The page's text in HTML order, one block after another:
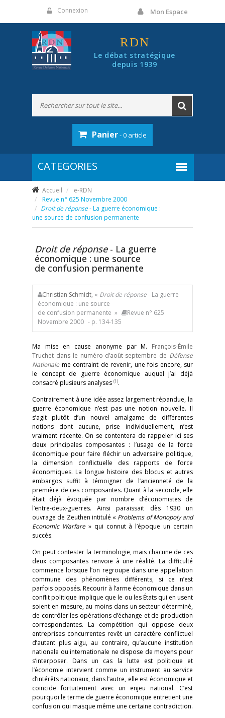
Connexion Mon Espace
RDN
Le débat stratégique
depuis 1939
Panier- 0 article
Accueil
e-RDN
Revue n° 625 Novembre 2000
Droit de réponse- La guerre économique :
une source de confusion permanente
Droit de réponse- La guerre
économique : une source
de confusion permanente
Christian Schmidt, « Droit de réponse- La guerre
économique : une source
de confusion permanente »
Revue n° 625
Novembre 2000 - p. 134-135
Ma mise en cause anonyme par M. François-Émile
Truchet dans le numéro d’août-septembre de Défense
Nationale me contraint de revenir, une fois encore, sur
le concept de guerre économique auquel j’ai déjà
consacré plusieurs analyses (1).
Contrairement à une idée assez largement répandue, la
guerre économique n’est pas une notion nouvelle. Il
s’agit plutôt d’un nouvel amalgame de différentes
notions dont aucune, prise individuellement, n’est
vraiment récente. On se contentera de rappeler ici ses
deux principales composantes : l’usage de la force
économique pour faire fléchir un adversaire politique,
la dimension conflictuelle des rapports de force
économiques. La longue histoire des blocus et autres
embargos suffit à témoigner de l’ancienneté de la
première de ces composantes. Quant à la seconde, elle
était déjà évoquée par nombre d’économistes de
l’entre-deux-guerres. Ainsi paraissait dès 1930 un
ouvrage de Zeuthen intitulé « Problems of Monopoly and
Economic Warfare» qui connut à l’époque un certain
succès.
On peut contester la terminologie, mais chacune de ces
deux composantes renvoie à une réalité. La difficulté
commence lorsque l’on regroupe dans une appellation
commune des phénomènes différents, si ce n’est
parfois opposés. Recourir à l’arme économique dans un
conflit politique implique que le ou les États qui en usent
soient en mesure, au moins dans un secteur déterminé,
de contrôler les opérations d’échange et de production
correspondantes. La compétition qui oppose deux
entreprises concurrentes revêt un caractère conflictuel
d’autant plus aigu, au contraire, qu’aucune institution
nationale ou internationale ne dispose de moyens pour
s’interposer. Dans un cas la lutte est politique et
l’économie intervient comme un instrument au service
d’intérêts nationaux, dans l’autre, elle est économique et
coïncide fortuitement avec un enjeu national. C’est
pourquoi le terme de guerre économique entretient une
confusion qui masque même une certaine contradiction.